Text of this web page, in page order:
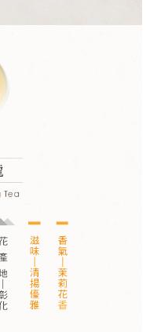
單繳交帳款。
係目的，商店將以您的個人
、核對及更正。
oppay.tw/userRule
為有效，需透過AFTEE先享
帳頁面顯示為準，若有關於
，請聯繫「AFTEE先享後付
support/home
先享後付」服務完成之交
將交易相關給付款項請求債
：
護人之同意方可使用
之損失，本公司不負相關責
帳號之用戶狀況，依本公司即
情形，本公司將視審查結果
。若發現惡意使用之情形，
額度並採取法律行動。